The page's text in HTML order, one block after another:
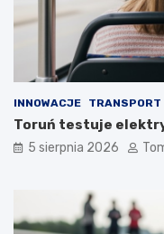
INNOWACJE TRANSPORT
Toruń testuje
5 sierpnia 2026